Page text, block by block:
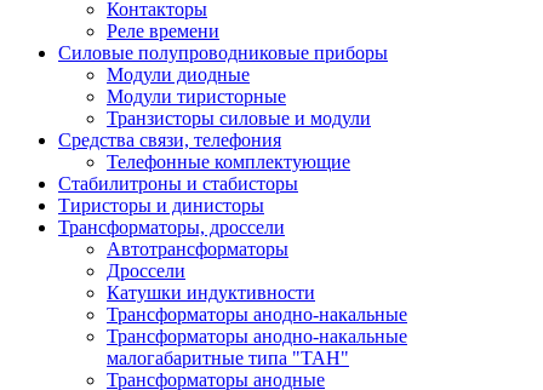
Контакторы
Реле времени
Силовые полупроводниковые приборы
Модули диодные
Модули тиристорные
Транзисторы силовые и модули
Средства связи, телефония
Телефонные комплектующие
Стабилитроны и стабисторы
Тиристоры и динисторы
Трансформаторы, дроссели
Автотрансформаторы
Дроссели
Катушки индуктивности
Трансформаторы анодно-накальные
Трансформаторы анодно-накальные
малогабаритные типа "ТАН"
Трансформаторы анодные